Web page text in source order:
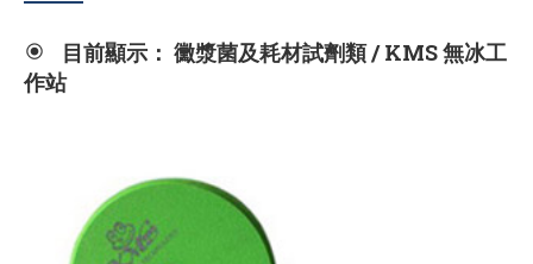
目前顯示： 黴漿菌及耗材試劑類 / KMS 無冰工
作站